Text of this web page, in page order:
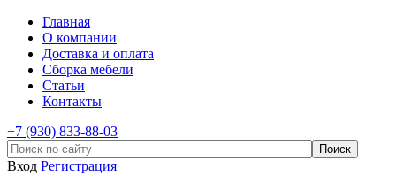
Главная
О компании
Доставка и оплата
Сборка мебели
Статьи
Контакты
+7 (930) 833-88-03
Вход Регистрация